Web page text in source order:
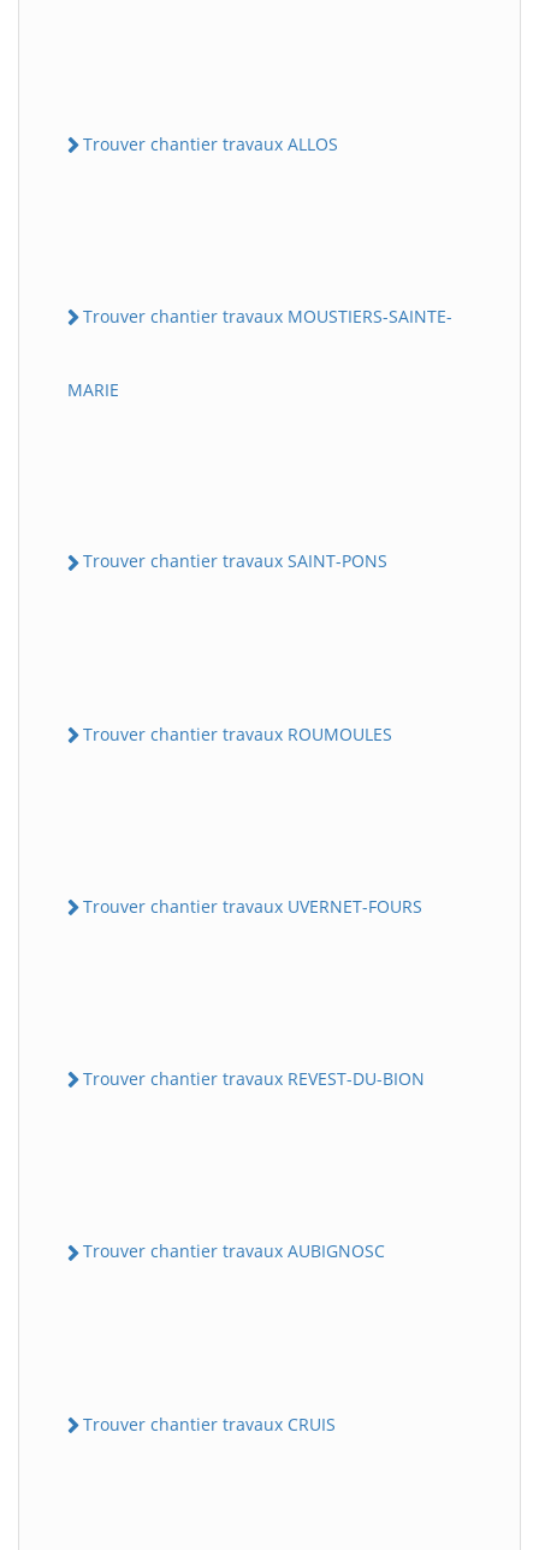
Trouver chantier travaux ALLOS
Trouver chantier travaux MOUSTIERS-SAINTE-
MARIE
Trouver chantier travaux SAINT-PONS
Trouver chantier travaux ROUMOULES
Trouver chantier travaux UVERNET-FOURS
Trouver chantier travaux REVEST-DU-BION
Trouver chantier travaux AUBIGNOSC
Trouver chantier travaux CRUIS